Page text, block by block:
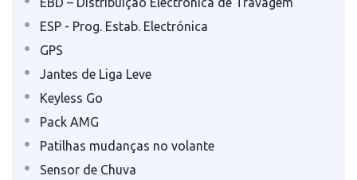
• ESP - Prog. Estab. Electrónica
• GPS
• Jantes de Liga Leve
• Keyless Go
• Pack AMG
• Patilhas mudanças no volante
• Sensor de Chuva